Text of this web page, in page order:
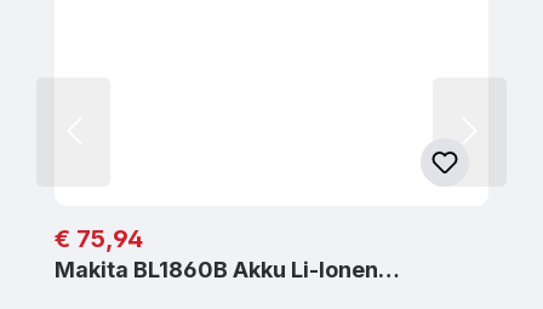
Regulärer Preis:
€ 75,94
Makita BL1860B Akku Li-Ionen…